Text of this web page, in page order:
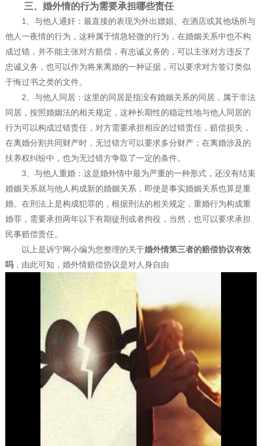
三、婚外情的行为需要承担哪些责任
1、与他人通奸：最直接的表现为外出嫖娼、在酒店或其他场所与
他人一夜情的行为，这种属于情急轻微的行为，在婚姻关系中也不构
成过错，并不能主张对方赔偿，有忠诚义务的，可以主张对方违反了
忠诚义务，也可以作为将来离婚的一种证据，可以要求对方签订类似
于悔过书之类的文件。
2、与他人同居：这里的同居是指没有婚姻关系的同居，属于非法
同居，按照婚姻法的相关规定，这种长期性的稳定性地与他人同居的
行为可以构成过错责任，对方需要承担相应的过错责任，赔偿损失，
在离婚分割共同财产时，无过错方可以要求多分财产；在离婚涉及的
扶养权纠纷中，也为无过错方争取了一定的条件。
3、与他人重婚：这是婚外情中最为严重的一种形式，还没有结束
婚姻关系就与他人构成新的婚姻关系，即使是事实婚姻关系也算是重
婚。在刑法上是构成犯罪的，根据刑法的相关规定，重婚行为构成重
婚罪，需要承担两年以下有期徒刑或者拘役，当然，也可以要求承担
民事赔偿责任。
以上是诉宁网小编为您整理的关于婚外情第三者的赔偿协议有效
吗，由此可知，婚外情赔偿协议是对人身自由